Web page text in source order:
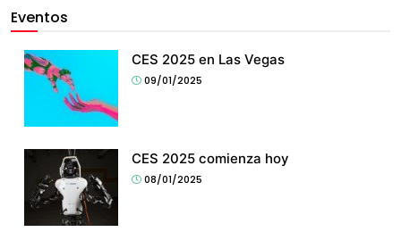
Eventos
CES 2025 en Las Vegas
09/01/2025
CES 2025 comienza hoy
08/01/2025